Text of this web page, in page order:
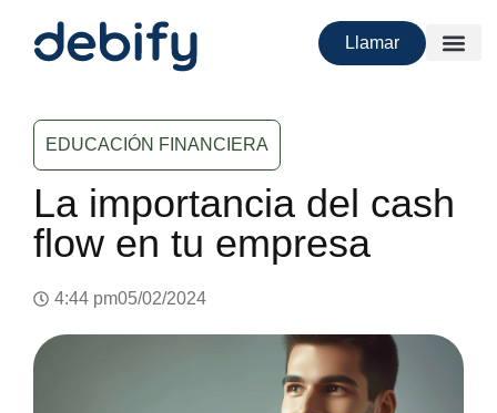
Llamar
EDUCACIÓN FINANCIERA
La importancia del cash
flow en tu empresa
4:44 pm05/02/2024